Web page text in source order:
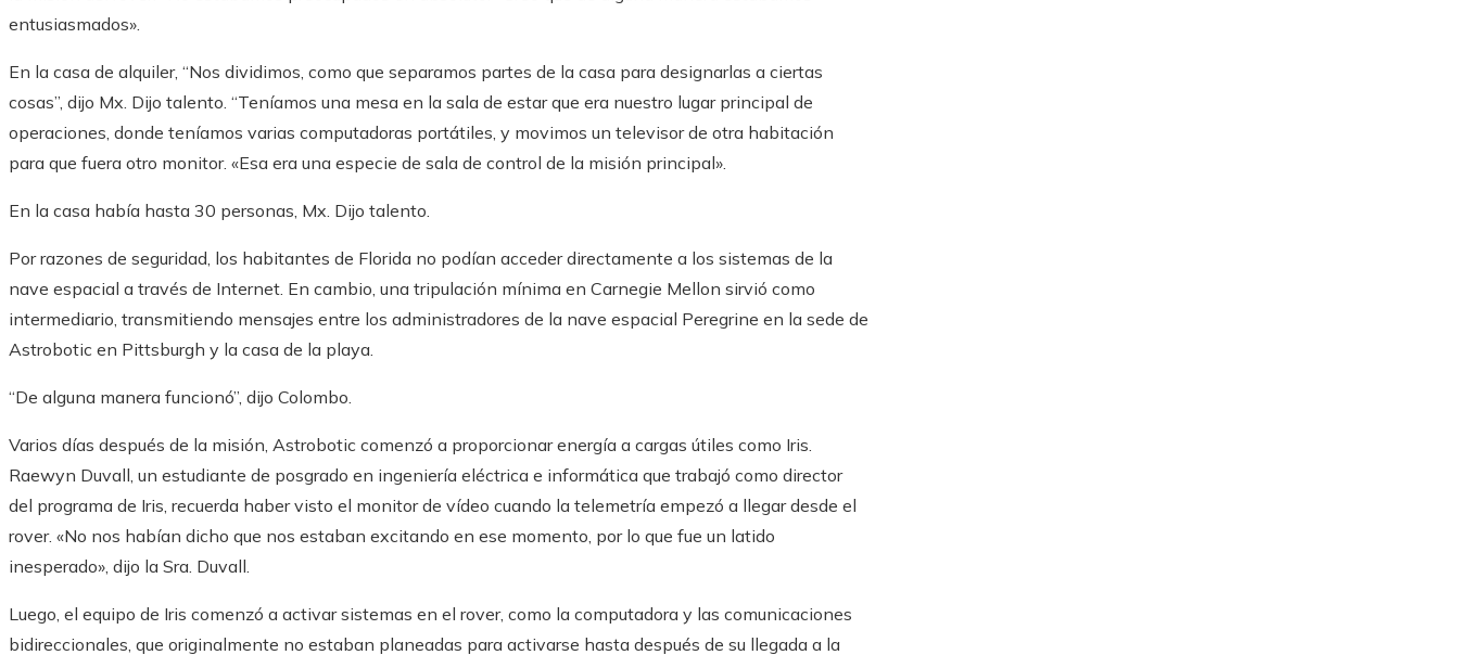
entusiasmados».
En la casa de alquiler, “Nos dividimos, como que separamos partes de la casa para designarlas a ciertas
cosas”, dijo Mx. Dijo talento. “Teníamos una mesa en la sala de estar que era nuestro lugar principal de
operaciones, donde teníamos varias computadoras portátiles, y movimos un televisor de otra habitación
para que fuera otro monitor. «Esa era una especie de sala de control de la misión principal».
En la casa había hasta 30 personas, Mx. Dijo talento.
Por razones de seguridad, los habitantes de Florida no podían acceder directamente a los sistemas de la
nave espacial a través de Internet. En cambio, una tripulación mínima en Carnegie Mellon sirvió como
intermediario, transmitiendo mensajes entre los administradores de la nave espacial Peregrine en la sede de
Astrobotic en Pittsburgh y la casa de la playa.
“De alguna manera funcionó”, dijo Colombo.
Varios días después de la misión, Astrobotic comenzó a proporcionar energía a cargas útiles como Iris.
Raewyn Duvall, un estudiante de posgrado en ingeniería eléctrica e informática que trabajó como director
del programa de Iris, recuerda haber visto el monitor de vídeo cuando la telemetría empezó a llegar desde el
rover. «No nos habían dicho que nos estaban excitando en ese momento, por lo que fue un latido
inesperado», dijo la Sra. Duvall.
Luego, el equipo de Iris comenzó a activar sistemas en el rover, como la computadora y las comunicaciones
bidireccionales, que originalmente no estaban planeadas para activarse hasta después de su llegada a la